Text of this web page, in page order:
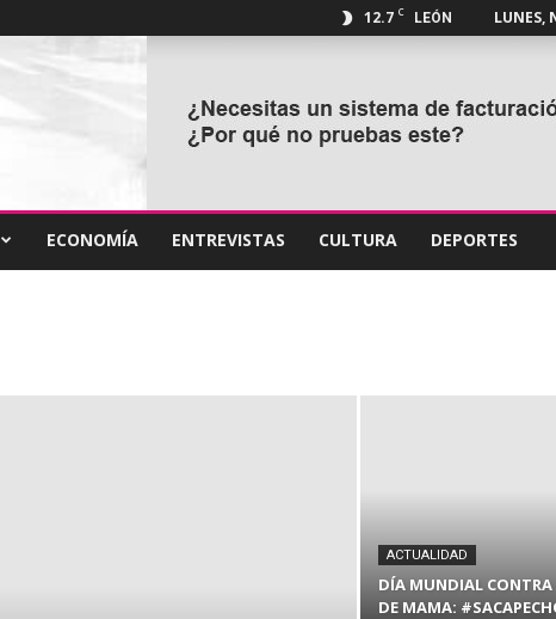
12.7 C LEÓN LUNES,
ECONOMÍA ENTREVISTAS CULTURA DEPORTES
ACTUALIDAD
DÍA MUNDIAL CONTRA
DE MAMA: